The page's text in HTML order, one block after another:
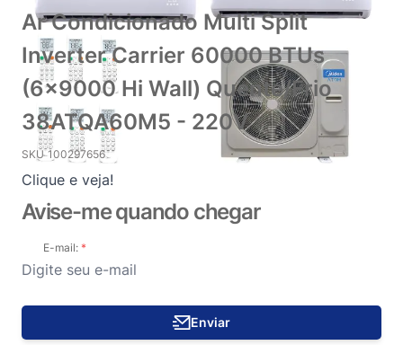
Ar Condicionado Multi Split
Inverter Carrier 60000 BTUs
(6x9000 Hi Wall) Quente/Frio
38ATQA60M5 - 220V
SKU 100297656
Clique e veja!
Avise-me quando chegar
E-mail:
Enviar